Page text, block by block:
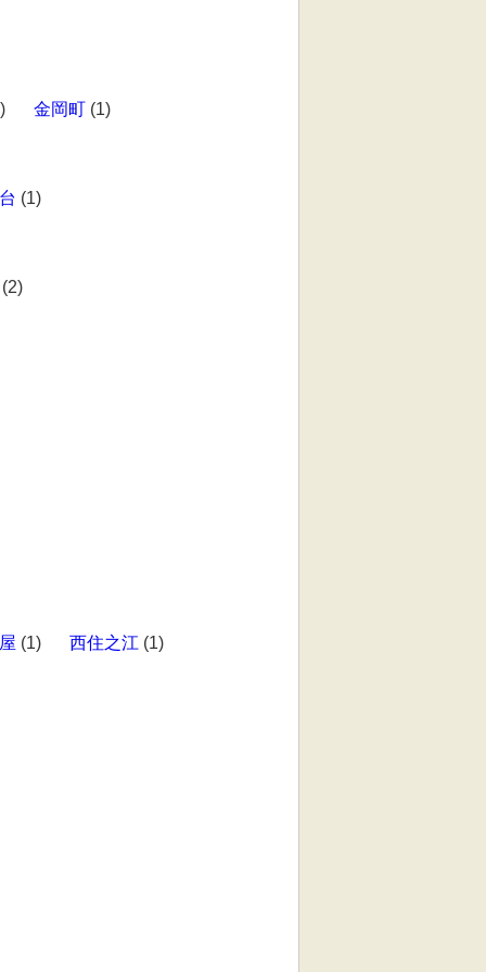
金岡町 (1)
(1)
(1) 西住之江 (1)